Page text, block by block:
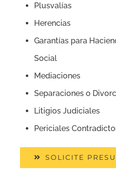
Plusvalías
Herencias
Garantías para
Social
Mediaciones
Separaciones o
Litigios Judiciales
Periciales
SOLICITE